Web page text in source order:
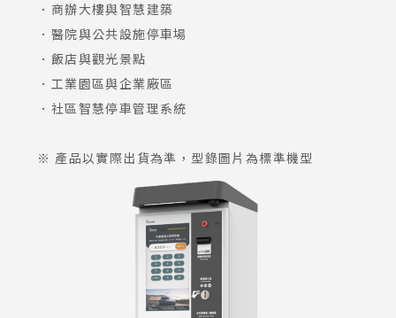
．商辦大樓與智慧建築
．醫院與公共設施停車場
．飯店與觀光景點
．工業園區與企業廠區
．社區智慧停車管理系統
※ 產品以實際出貨為準，型錄圖片為標準機型